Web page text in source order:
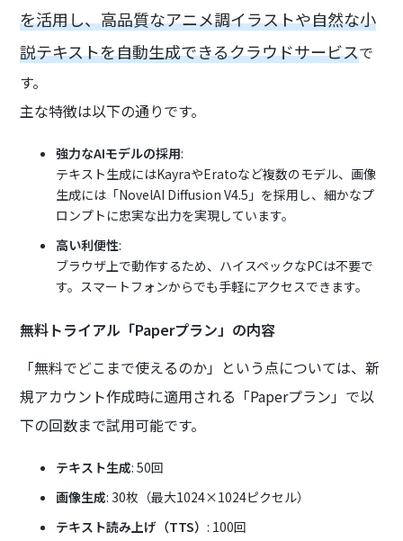
を活用し、高品質なアニメ調イラストや自然な小
説テキストを自動生成できるクラウドサービスで
す。
主な特徴は以下の通りです。
強力なAIモデルの採用:
テキスト生成にはKayraやEratoなど複数のモデル、画像
生成には「NovelAI Diffusion V4.5」を採用し、細かなプ
ロンプトに忠実な出力を実現しています。
高い利便性:
ブラウザ上で動作するため、ハイスペックなPCは不要で
す。スマートフォンからでも手軽にアクセスできます。
無料トライアル「Paperプラン」の内容
「無料でどこまで使えるのか」という点については、新
規アカウント作成時に適用される「Paperプラン」で以
下の回数まで試用可能です。
テキスト生成: 50回
画像生成: 30枚（最大1024×1024ピクセル）
テキスト読み上げ（TTS）: 100回